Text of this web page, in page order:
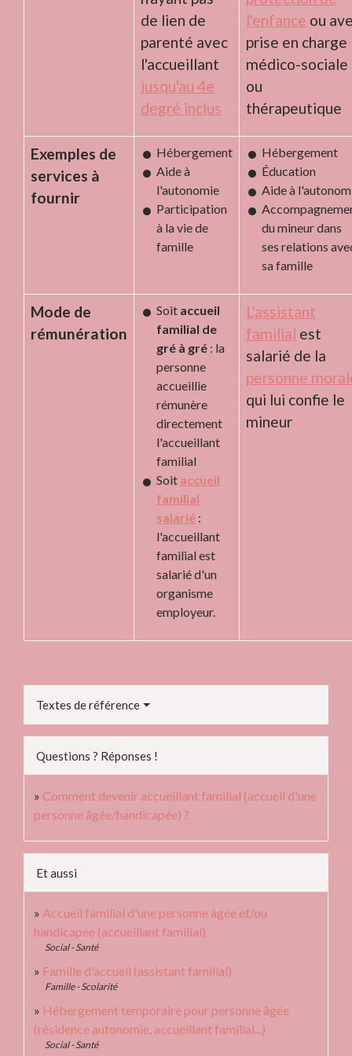
de lien de
parenté avec
l'accueillant
jusqu'au 4e
degré inclus
l'enfance ou
prise en charge
médico-sociale
ou
thérapeutique
Exemples de
services à
fournir
Hébergement
Aide à
l'autonomie
Participation
à la vie de
famille
Hébergement
Éducation
Aide à
du mineur dans
ses relations
sa famille
Mode de
rémunération
Soit accueil
familial de
gré à gré : la
personne
accueillie
rémunère
directement
l'accueillant
familial
Soit accueil
familial
salarié :
l'accueillant
familial est
salarié d'un
organisme
employeur.
L'assistant
familial est
salarié de la
personne
qui lui confie le
mineur
Textes de référence
Questions ? Réponses !
Comment devenir accueillant familial (accueil d'une
personne âgée/handicapée) ?
Et aussi
Accueil familial d'une personne âgée et/ou
handicapée (accueillant familial)
Social - Santé
Famille d'accueil (assistant familial)
Famille - Scolarité
Hébergement temporaire pour personne âgée
(résidence autonomie, accueillant familial...)
Social - Santé